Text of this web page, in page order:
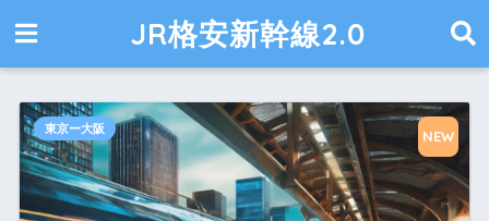
JR格安新幹線2.0
東京ー大阪 NEW